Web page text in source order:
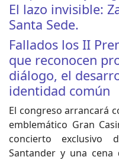
El lazo invisible:
Santa Sede.
Fallados los II
que reconocen
diálogo, el
identidad común
El congreso arrancará
emblemático Gran
concierto exclusivo
Santander y una